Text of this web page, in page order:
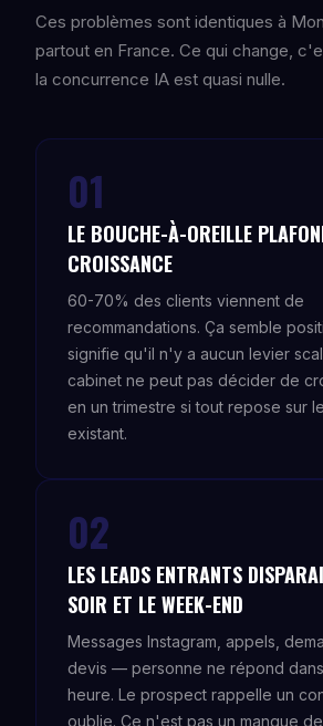
Ces problèmes sont identiques à
partout en France. Ce qui change,
la concurrence IA est quasi nulle.
01
LE BOUCHE-À-OREILLE
CROISSANCE
60-70% des clients viennent de
recommandations. Ça semble
signifie qu'il n'y a aucun levier
cabinet ne peut pas décider de
en un trimestre si tout repose sur
existant.
02
LES LEADS ENTRANTS
SOIR ET LE WEEK-END
Messages Instagram, appels,
devis — personne ne répond
heure. Le prospect rappelle un
oublie. Ce n'est pas un manque de